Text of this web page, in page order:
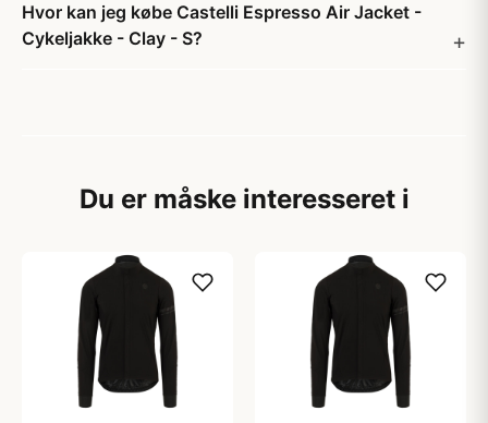
Hvor kan jeg købe Castelli Espresso Air Jacket -
Cykeljakke - Clay - S?
Du er måske interesseret i